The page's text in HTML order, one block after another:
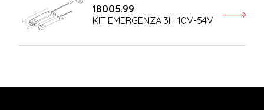
18005.99
KIT EMERGENZA 3H 10V-54V